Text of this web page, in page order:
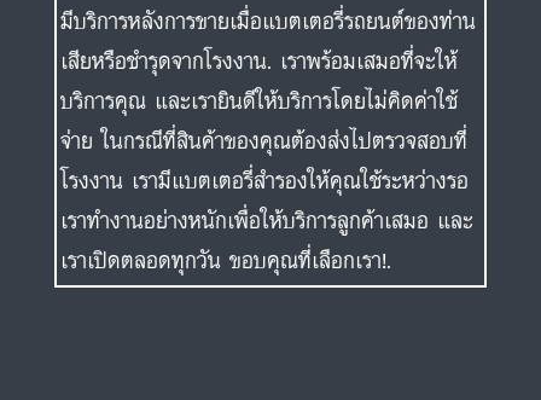
มีบริการหลังการขายเมื่อแบตเตอรี่รถยนต์ของท่าน
เสียหรือชำรุดจากโรงงาน. เราพร้อมเสมอที่จะให้
บริการคุณ และเรายินดีให้บริการโดยไม่คิดค่าใช้
จ่าย ในกรณีที่สินค้าของคุณต้องส่งไปตรวจสอบที่
โรงงาน เรามีแบตเตอรี่สำรองให้คุณใช้ระหว่างรอ
เราทำงานอย่างหนักเพื่อให้บริการลูกค้าเสมอ และ
เราเปิดตลอดทุกวัน ขอบคุณที่เลือกเรา!.